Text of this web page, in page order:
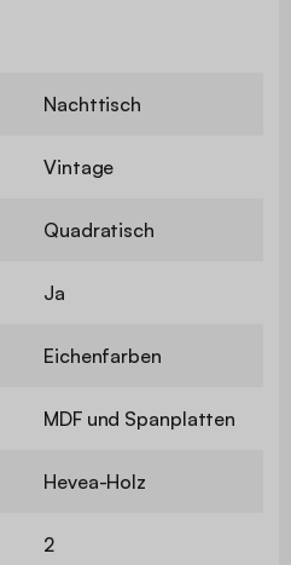
Nachttisch
Vintage
Quadratisch
Ja
Eichenfarben
MDF und Spanplatten
Hevea-Holz
2